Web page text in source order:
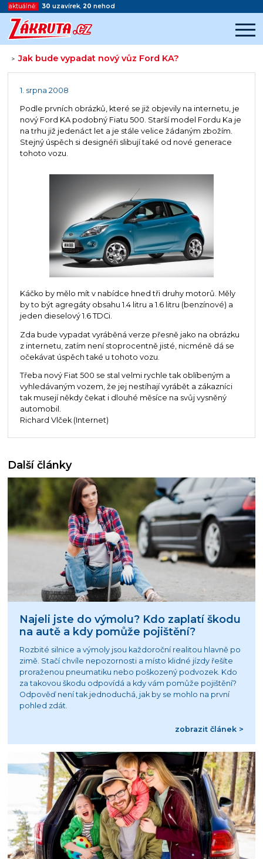
aktuálně: 30 uzavírek, 20 nehod
>Jak bude vypadat nový vůz Ford KA?
Začátek reklamy
1. srpna 2008
Podle prvních obrázků, které se již objevily na internetu, je
nový Ford KA podobný Fiatu 500. Starší model Fordu Ka je
na trhu již jedenáct let a je stále velice žádaným zbožím.
Stejný úspěch si designéři slibují také od nové generace
tohoto vozu.
Káčko by mělo mít v nabídce hned tři druhy motorů. Měly
by to být agregáty obsahu 1.4 litru a 1.6 litru (benzínové) a
jeden dieselový 1.6 TDCi.
Zda bude vypadat vyráběná verze přesně jako na obrázku
z internetu, zatím není stoprocentně jisté, nicméně dá se
očekávat úspěch také u tohoto vozu.
Třeba nový Fiat 500 se stal velmi rychle tak oblíbeným a
vyhledávaným vozem, že jej nestíhají vyrábět a zákazníci
tak musejí někdy čekat i dlouhé měsíce na svůj vysněný
automobil.
Richard Vlček (Internet)
Další články
Najeli jste do výmolu? Kdo zaplatí škodu
na autě a kdy pomůže pojištění?
Rozbité silnice a výmoly jsou každoroční realitou hlavně po
zimě. Stačí chvíle nepozornosti a místo klidné jízdy řešíte
proraženou pneumatiku nebo poškozený podvozek. Kdo
za takovou škodu odpovídá a kdy vám pomůže pojištění?
Odpověď není tak jednoduchá, jak by se mohlo na první
pohled zdát.
zobrazit článek >